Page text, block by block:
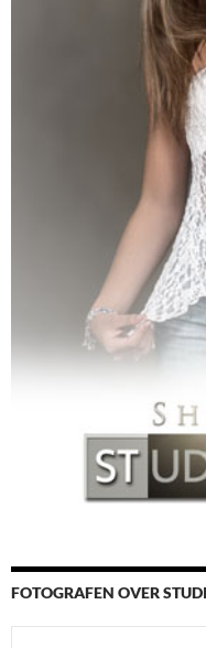
FOTOGRAFEN OVER